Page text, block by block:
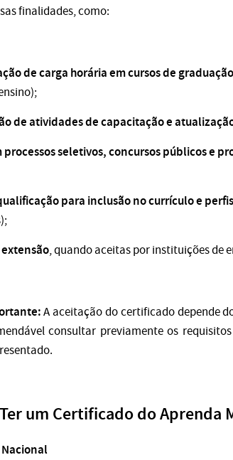
finalidades, como:
de carga horária em cursos de
de atividades de capacitação e
processos seletivos, concursos públicos e
para inclusão no currículo e
, quando aceitas por instituições de
A aceitação do certificado depende
consultar previamente os
um Certificado do Aprenda